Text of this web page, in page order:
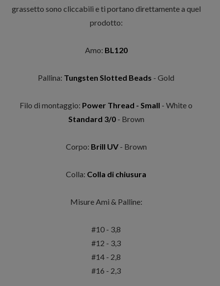
grassetto sono cliccabili e ti portano direttamente a quel
prodotto:
Amo: BL120
Pallina: Tungsten Slotted Beads - Gold
Filo di montaggio: Power Thread - Small - White o
Standard 3/0- Brown
Corpo: Brill UV- Brown
Colla: Colla di chiusura
Misure Ami & Palline:
#10 - 3,8
#12 - 3,3
#14 - 2,8
#16 - 2,3